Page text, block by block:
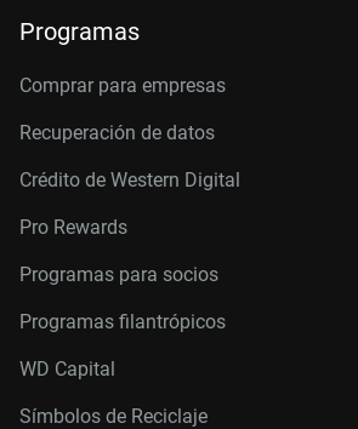
Programas
Comprar para empresas
Recuperación de datos
Crédito de Western Digital
Pro Rewards
Programas para socios
Programas filantrópicos
WD Capital
Símbolos de Reciclaje